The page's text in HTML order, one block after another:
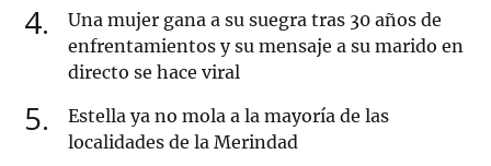
4
Una mujer gana a su suegra tras 30 años de
enfrentamientos y su mensaje a su marido en
directo se hace viral
5
Estella ya no mola a la mayoría de las
localidades de la Merindad